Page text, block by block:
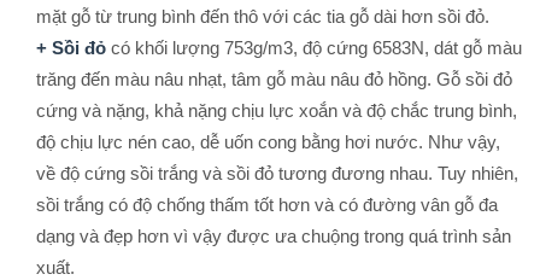
mặt gỗ từ trung bình đến thô với các tia gỗ dài hơn sồi đỏ.
+ Sồi đỏ có khối lượng 753g/m3, độ cứng 6583N, dát gỗ màu
trăng đến màu nâu nhạt, tâm gỗ màu nâu đỏ hồng. Gỗ sồi đỏ
cứng và nặng, khả nặng chịu lực xoắn và độ chắc trung bình,
độ chịu lực nén cao, dễ uốn cong bằng hơi nước. Như vậy,
về độ cứng sồi trắng và sồi đỏ tương đương nhau. Tuy nhiên,
sồi trắng có độ chống thấm tốt hơn và có đường vân gỗ đa
dạng và đẹp hơn vì vậy được ưa chuộng trong quá trình sản
xuất.